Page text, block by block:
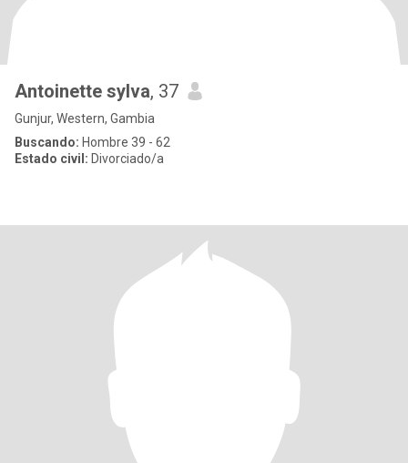
Antoinette sylva, 37
Gunjur, Western, Gambia
Buscando: Hombre 39 - 62
Estado civil: Divorciado/a